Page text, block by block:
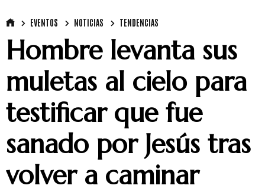
EVENTOS NOTICIAS TENDENCIAS
Hombre levanta sus
muletas al cielo para
testificar que fue
sanado por Jesús tras
volver a caminar